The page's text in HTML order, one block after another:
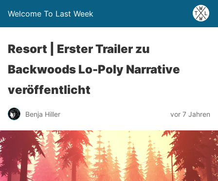
Welcome To Last Week
Resort | Erster Trailer zu
Backwoods Lo-Poly Narrative
veröffentlicht
Benja Hiller vor 7 Jahren